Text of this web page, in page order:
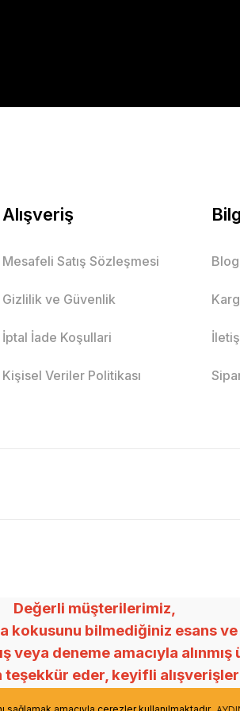
Alışveriş
Mesafeli Satış Sözleşmesi
Gizlilik ve Güvenlik
İptal İade Koşullari
Kişisel Veriler Politikası
Blog
Değerli müşterilerimiz,
bilmediğiniz esans
veya deneme amacıyla
teşekkür eder, keyifli